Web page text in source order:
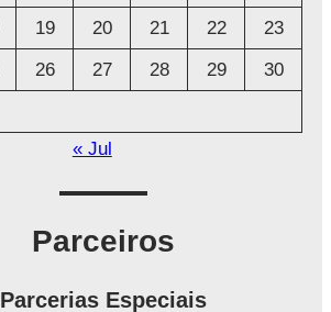
19 20 21 22
23
26 27 28 29
30
« Jul
Parceiros
Parcerias Especiais